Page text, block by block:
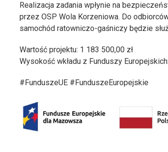
Realizacja zadania wpłynie na
przez OSP Wola Korzeniowa. Do
samochód ratowniczo-gaśniczy będzie
Wartość projektu: 1 183 500,00 zł
Wysokość wkładu z Funduszy
#FunduszeUE #FunduszeEuropejskie